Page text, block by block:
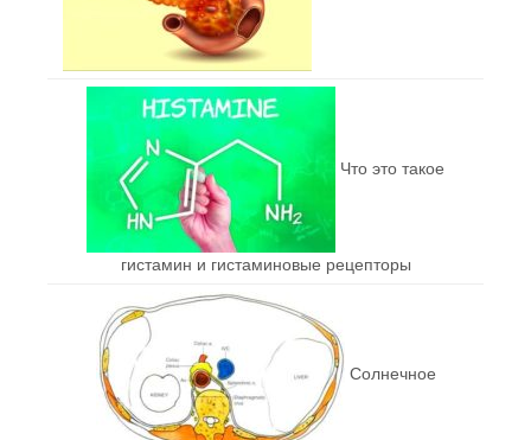
Что это такое
гистамин и гистаминовые рецепторы
Солнечное